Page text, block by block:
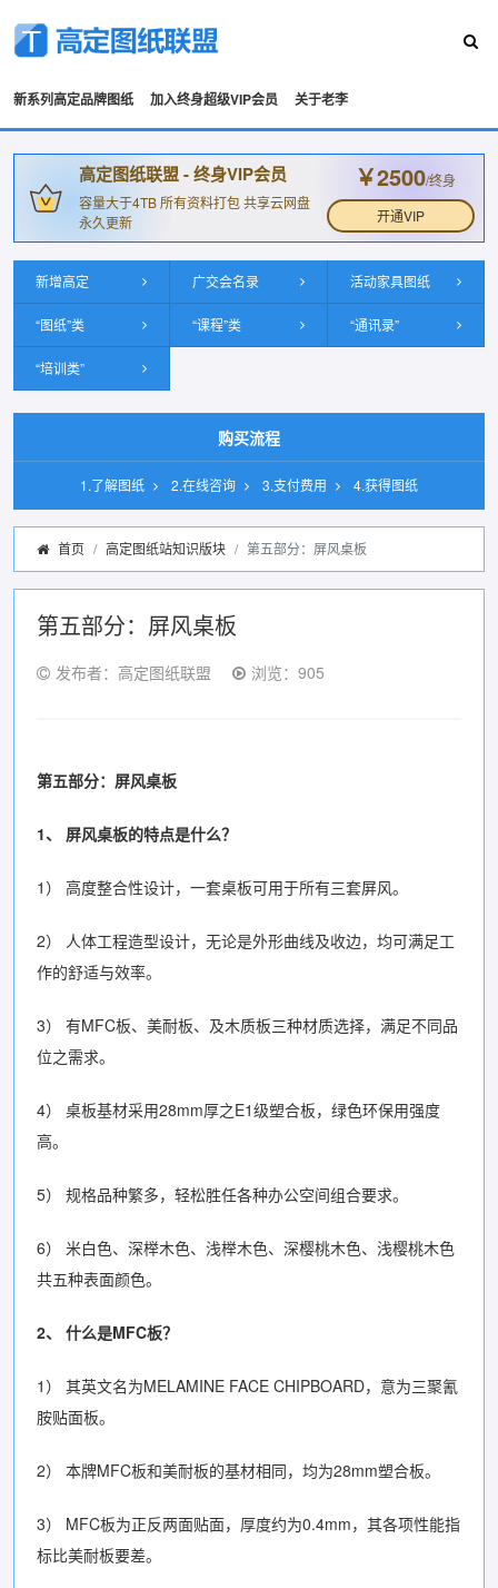
新系列高定品牌图纸 加入终身超级VIP会员 关于老李
高定图纸联盟 - 终身VIP会员
容量大于4TB 所有资料打包 共享云网盘
永久更新
￥2500/终身
开通VIP
新增高定 广交会名录 活动家具图纸
“图纸”类 “课程”类 “通讯录”
“培训类”
购买流程
1.了解图纸 2.在线咨询 3.支付费用 4.获得图纸
首页 高定图纸站知识版块 第五部分：屏风桌板
第五部分：屏风桌板
发布者：高定图纸联盟 浏览：905
第五部分：屏风桌板
1、 屏风桌板的特点是什么？
1） 高度整合性设计，一套桌板可用于所有三套屏风。
2） 人体工程造型设计，无论是外形曲线及收边，均可满足工
作的舒适与效率。
3） 有MFC板、美耐板、及木质板三种材质选择，满足不同品
位之需求。
4） 桌板基材采用28mm厚之E1级塑合板，绿色环保用强度
高。
5） 规格品种繁多，轻松胜任各种办公空间组合要求。
6） 米白色、深榉木色、浅榉木色、深樱桃木色、浅樱桃木色
共五种表面颜色。
2、 什么是MFC板？
1） 其英文名为MELAMINE FACE CHIPBOARD，意为三聚氰
胺贴面板。
2） 本牌MFC板和美耐板的基材相同，均为28mm塑合板。
3） MFC板为正反两面贴面，厚度约为0.4mm，其各项性能指
标比美耐板要差。